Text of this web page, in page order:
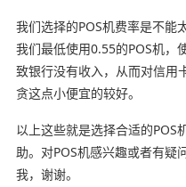
我们选择的POS机费率是不能
我们最低使用0.55的POS机，
致银行没有收入，从而对信用
贪这点小便宜的较好。
以上这些就是选择合适的POS
助。对POS机感兴趣或者有疑
我，谢谢。